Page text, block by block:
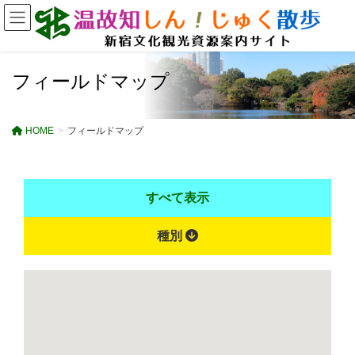
フィールドマップ
HOME フィールドマップ
すべて表示
種別